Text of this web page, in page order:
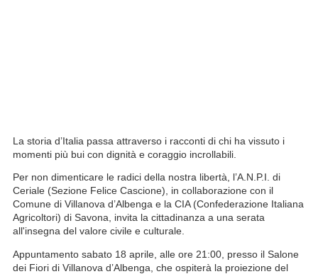
La storia d’Italia passa attraverso i racconti di chi ha vissuto i
momenti più bui con dignità e coraggio incrollabili.
Per non dimenticare le radici della nostra libertà, l’A.N.P.I. di
Ceriale (Sezione Felice Cascione), in collaborazione con il
Comune di Villanova d’Albenga e la CIA (Confederazione Italiana
Agricoltori) di Savona, invita la cittadinanza a una serata
all'insegna del valore civile e culturale.
Appuntamento sabato 18 aprile, alle ore 21:00, presso il Salone
dei Fiori di Villanova d’Albenga, che ospiterà la proiezione del